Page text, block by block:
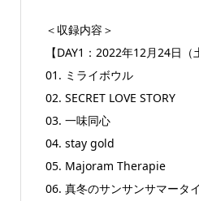
＜収録内容＞
【DAY1：2022年12月24日（
01. ミライボウル
02. SECRET LOVE STORY
03. 一味同心
04. stay gold
05. Majoram Therapie
06. 真冬のサンサンサマータ